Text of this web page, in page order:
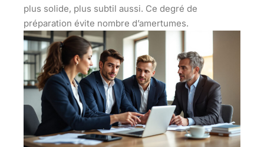
plus solide, plus subtil aussi. Ce degré de
préparation évite nombre d’amertumes.